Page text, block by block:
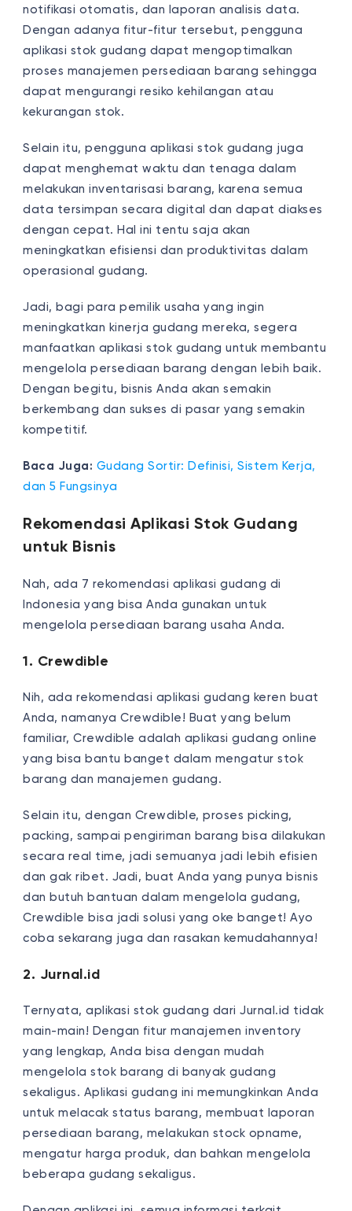
notifikasi otomatis, dan laporan analisis data.
Dengan adanya fitur-fitur tersebut, pengguna
aplikasi stok gudang dapat mengoptimalkan
proses manajemen persediaan barang sehingga
dapat mengurangi resiko kehilangan atau
kekurangan stok.
Selain itu, pengguna aplikasi stok gudang juga
dapat menghemat waktu dan tenaga dalam
melakukan inventarisasi barang, karena semua
data tersimpan secara digital dan dapat diakses
dengan cepat. Hal ini tentu saja akan
meningkatkan efisiensi dan produktivitas dalam
operasional gudang.
Jadi, bagi para pemilik usaha yang ingin
meningkatkan kinerja gudang mereka, segera
manfaatkan aplikasi stok gudang untuk membantu
mengelola persediaan barang dengan lebih baik.
Dengan begitu, bisnis Anda akan semakin
berkembang dan sukses di pasar yang semakin
kompetitif.
Baca Juga: Gudang Sortir: Definisi, Sistem Kerja,
dan 5 Fungsinya
Rekomendasi Aplikasi Stok Gudang
untuk Bisnis
Nah, ada 7 rekomendasi aplikasi gudang di
Indonesia yang bisa Anda gunakan untuk
mengelola persediaan barang usaha Anda.
1. Crewdible
Nih, ada rekomendasi aplikasi gudang keren buat
Anda, namanya Crewdible! Buat yang belum
familiar, Crewdible adalah aplikasi gudang online
yang bisa bantu banget dalam mengatur stok
barang dan manajemen gudang.
Selain itu, dengan Crewdible, proses picking,
packing, sampai pengiriman barang bisa dilakukan
secara real time, jadi semuanya jadi lebih efisien
dan gak ribet. Jadi, buat Anda yang punya bisnis
dan butuh bantuan dalam mengelola gudang,
Crewdible bisa jadi solusi yang oke banget! Ayo
coba sekarang juga dan rasakan kemudahannya!
2. Jurnal.id
Ternyata, aplikasi stok gudang dari Jurnal.id tidak
main-main! Dengan fitur manajemen inventory
yang lengkap, Anda bisa dengan mudah
mengelola stok barang di banyak gudang
sekaligus. Aplikasi gudang ini memungkinkan Anda
untuk melacak status barang, membuat laporan
persediaan barang, melakukan stock opname,
mengatur harga produk, dan bahkan mengelola
beberapa gudang sekaligus.